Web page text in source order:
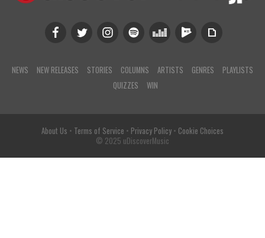
NEWS NEW RELEASES STORIES COLUMNS ARTISTS GENRES
PLAYLISTS
QUIZZES
WIN
About Us • Terms of Service • Privacy Policy• Cookie Choices
© 2025 uDiscoverMusic